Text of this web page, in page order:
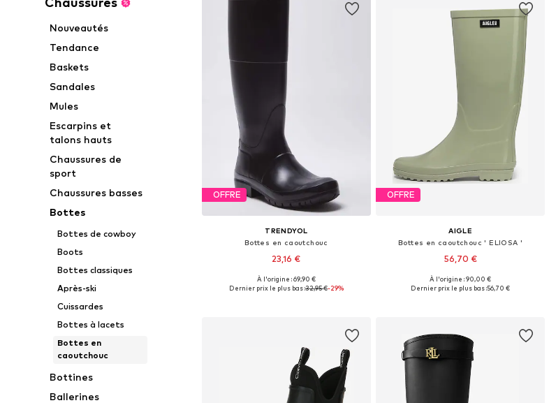
Nouveautés
Tendance
Baskets
Sandales
Mules
Escarpins et
talons hauts
Chaussures de
sport
Chaussures basses
Bottes
Bottes de cowboy
Boots
Bottes classiques
Après-ski
Cuissardes
Bottes à lacets
Bottes en
caoutchouc
Bottines
Ballerines
OFFRE
TRENDYOL
Bottes en caoutchouc
23,16 €
Tailles disponibles: 36, 37, 38, 39
À l'origine : 69,90 €
Dernier prix le plus bas :32,95 €-29%
OFFRE
AIGLE
Bottes en caoutchouc ' ELIOSA '
56,70 €
Tailles disponibles: 36, 37, 38, 39, 40
À l'origine : 90,00 €
Dernier prix le plus bas :56,70 €